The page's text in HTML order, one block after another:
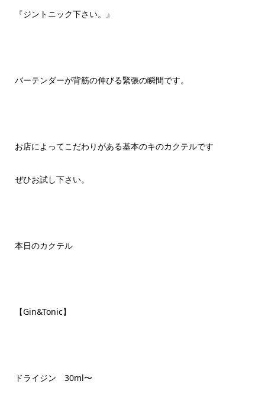
『ジントニック下さい。』
バーテンダーが背筋の伸びる緊張の瞬間です。
お店によってこだわりがある基本のキのカクテルです
ぜひお試し下さい。
本日のカクテル
【Gin&Tonic】
ドライジン 30ml〜